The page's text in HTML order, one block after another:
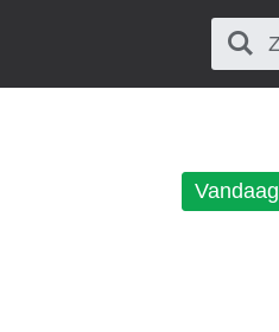
Vandaag